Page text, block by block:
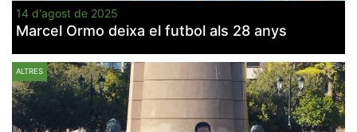
14 d'agost de 2025
Marcel Ormo deixa el futbol als 28 anys
ALTRES